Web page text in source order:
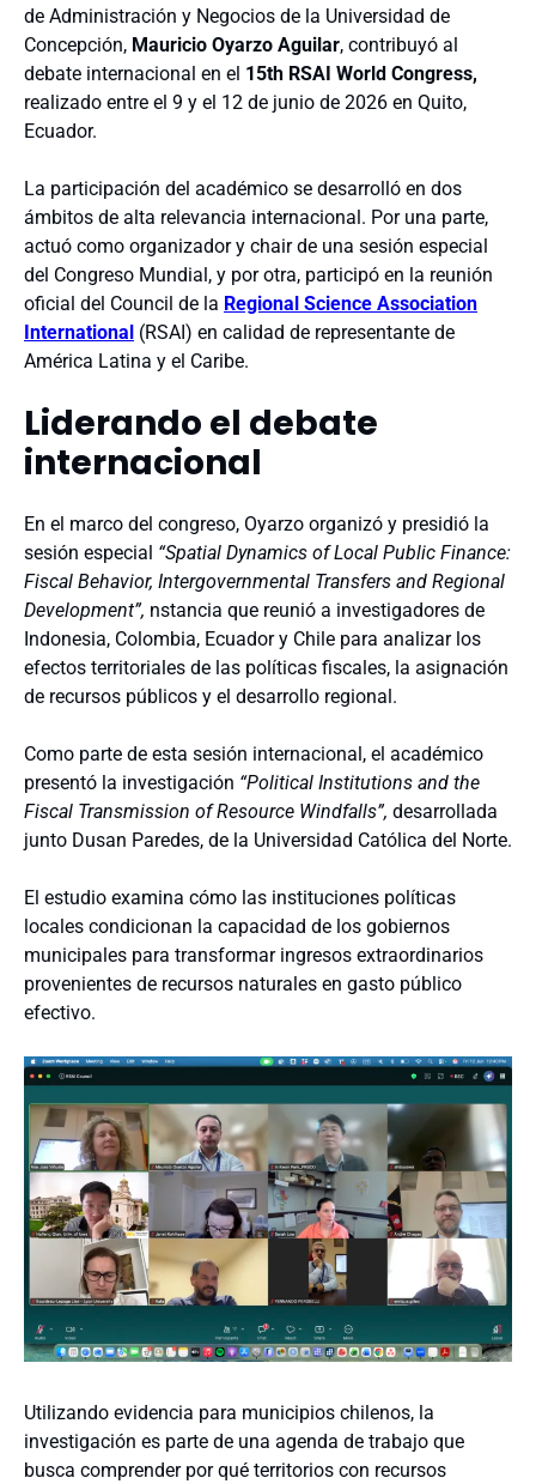
de Administración y Negocios de la Universidad de
Concepción, Mauricio Oyarzo Aguilar, contribuyó al
debate internacional en el 15th RSAI World Congress,
realizado entre el 9 y el 12 de junio de 2026 en Quito,
Ecuador.
La participación del académico se desarrolló en dos
ámbitos de alta relevancia internacional. Por una parte,
actuó como organizador y chair de una sesión especial
del Congreso Mundial, y por otra, participó en la reunión
oficial del Council de la Regional Science Association
International (RSAI) en calidad de representante de
América Latina y el Caribe.
Liderando el debate
internacional
En el marco del congreso, Oyarzo organizó y presidió la
sesión especial “Spatial Dynamics of Local Public Finance:
Fiscal Behavior, Intergovernmental Transfers and Regional
Development”, nstancia que reunió a investigadores de
Indonesia, Colombia, Ecuador y Chile para analizar los
efectos territoriales de las políticas fiscales, la asignación
de recursos públicos y el desarrollo regional.
Como parte de esta sesión internacional, el académico
presentó la investigación “Political Institutions and the
Fiscal Transmission of Resource Windfalls”, desarrollada
junto Dusan Paredes, de la Universidad Católica del Norte.
El estudio examina cómo las instituciones políticas
locales condicionan la capacidad de los gobiernos
municipales para transformar ingresos extraordinarios
provenientes de recursos naturales en gasto público
efectivo.
Utilizando evidencia para municipios chilenos, la
investigación es parte de una agenda de trabajo que
busca comprender por qué territorios con recursos